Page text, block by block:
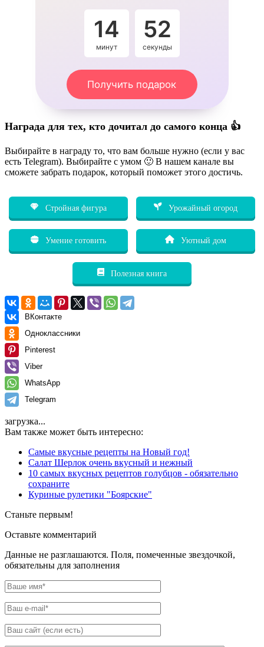
14
минут
52
секунды
Получить подарок
Награда для тех, кто дочитал до самого конца 👍
Выбирайте в награду то, что вам больше нужно (если у вас
есть Telegram). Выбирайте с умом 🙂 В нашем канале вы
сможете забрать подарок, который поможет этого достичь.
Стройная фигура Урожайный огород
Умение готовить Уютный дом
Полезная книга
ВКонтакте
Одноклассники
Pinterest
Viber
WhatsApp
Telegram
загрузка...
Вам также может быть интересно:
Самые вкусные рецепты на Новый год!
Салат Шерлок очень вкусный и нежный
10 самых вкусных рецептов голубцов - обязательно
сохраните
Куриные рулетики "Боярские"
Станьте первым!
Оставьте комментарий
Данные не разглашаются. Поля, помеченные звездочкой,
обязательны для заполнения